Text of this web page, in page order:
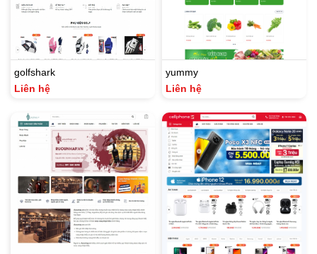
golfshark
Liên hệ
yummy
Liên hệ